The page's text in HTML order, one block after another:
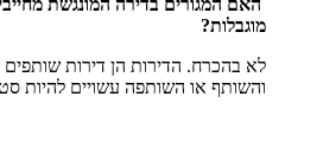
האם המגורים בדירה המונגשת
מוגבלות?
לא בהכרח. הדירות הן דירות
והשותף או השותפה עשויים להיות